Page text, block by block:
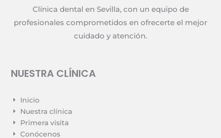
Clínica dental en Sevilla, con un equipo de
profesionales comprometidos en ofrecerte el mejor
cuidado y atención.
NUESTRA CLÍNICA
E Inicio
E Nuestra clínica
E Primera visita
E Conócenos